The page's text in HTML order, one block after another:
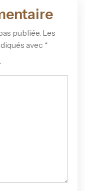
publiée. Les
avec *